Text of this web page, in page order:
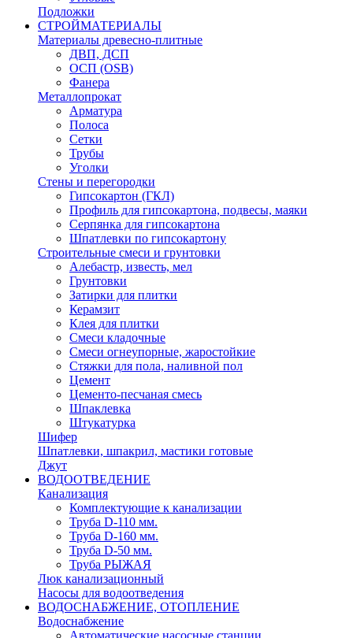
Подложки
СТРОЙМАТЕРИАЛЫ
Материалы древесно-плитные
ДВП, ДСП
ОСП (OSB)
Фанера
Металлопрокат
Арматура
Полоса
Сетки
Трубы
Уголки
Стены и перегородки
Гипсокартон (ГКЛ)
Профиль для гипсокартона, подвесы, маяки
Серпянка для гипсокартона
Шпатлевки по гипсокартону
Строительные смеси и грунтовки
Алебастр, известь, мел
Грунтовки
Затирки для плитки
Керамзит
Клея для плитки
Смеси кладочные
Смеси огнеупорные, жаростойкие
Стяжки для пола, наливной пол
Цемент
Цементо-песчаная смесь
Шпаклевка
Штукатурка
Шифер
Шпатлевки, шпакрил, мастики готовые
Джут
ВОДООТВЕДЕНИЕ
Канализация
Комплектующие к канализации
Труба D-110 мм.
Труба D-160 мм.
Труба D-50 мм.
Труба РЫЖАЯ
Люк канализационный
Насосы для водоотведения
ВОДОСНАБЖЕНИЕ, ОТОПЛЕНИЕ
Водоснабжение
Автоматичеcкие насосные станции